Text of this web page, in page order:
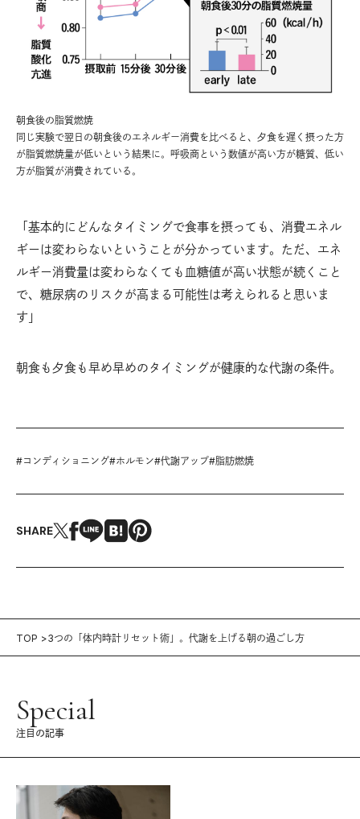
朝食後の脂質燃焼
同じ実験で翌日の朝食後のエネルギー消費を比べると、夕食を遅く摂った方
が脂質燃焼量が低いという結果に。呼吸商という数値が高い方が糖質、低い
方が脂質が消費されている。
「基本的にどんなタイミングで食事を摂っても、消費エネル
ギーは変わらないということが分かっています。ただ、エネ
ルギー消費量は変わらなくても血糖値が高い状態が続くこと
で、糖尿病のリスクが高まる可能性は考えられると思いま
す」
朝食も夕食も早め早めのタイミングが健康的な代謝の条件。
#コンディショニング#ホルモン#代謝アップ#脂肪燃焼
SHARE
TOP 3つの「体内時計リセット術」。代謝を上げる朝の過ごし方
Special
注目の記事